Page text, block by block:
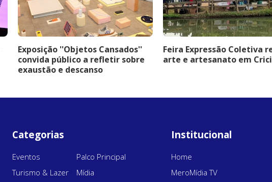
Exposição ''Objetos Cansados''
convida público a refletir sobre
exaustão e descanso
Feira Expressão Coletiva
arte e artesanato em
Categorias
Eventos
Palco Principal
Turismo & Lazer
Mídia
Institucional
Home
MeroMídia TV